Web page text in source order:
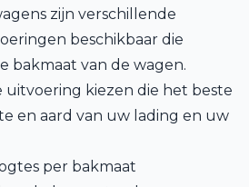
zijn verschillende
beschikbaar die
bakmaat van de wagen.
kiezen die het beste
en aard van uw lading en uw
per bakmaat